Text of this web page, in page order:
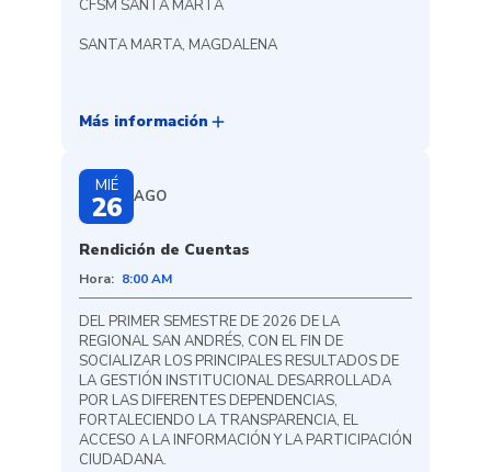
CFSM SANTA MARTA
SANTA MARTA, MAGDALENA
Más información add
MIÉ
26 AGO
Rendición de Cuentas
Hora: 8:00 AM
DEL PRIMER SEMESTRE DE 2026 DE LA
REGIONAL SAN ANDRÉS, CON EL FIN DE
SOCIALIZAR LOS PRINCIPALES RESULTADOS DE
LA GESTIÓN INSTITUCIONAL DESARROLLADA
POR LAS DIFERENTES DEPENDENCIAS,
FORTALECIENDO LA TRANSPARENCIA, EL
ACCESO A LA INFORMACIÓN Y LA PARTICIPACIÓN
CIUDADANA.